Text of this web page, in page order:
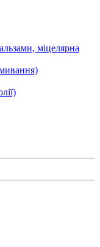
міцелярна